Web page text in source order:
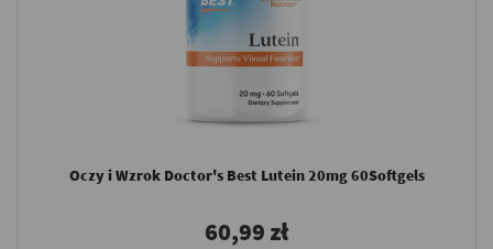
Oczy i Wzrok Doctor's Best Lutein 20mg 60Softgels
60,99 zł